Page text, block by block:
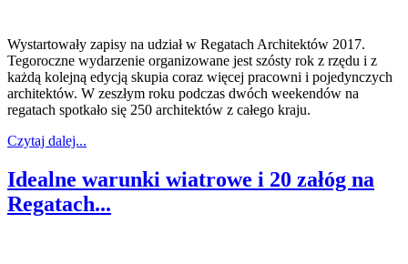
Wystartowały zapisy na udział w Regatach Architektów 2017.
Tegoroczne wydarzenie organizowane jest szósty rok z rzędu i z
każdą kolejną edycją skupia coraz więcej pracowni i pojedynczych
architektów. W zeszłym roku podczas dwóch weekendów na
regatach spotkało się 250 architektów z całego kraju.
Czytaj dalej...
Idealne warunki wiatrowe i 20 załóg na
Regatach...